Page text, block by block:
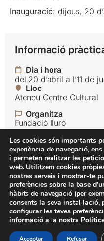
Informació
Dia i hora
del 20 d’abril a l’11 de
Lloc
Ateneu Centre Cultural
Organitza
Fundació Iluro
Idioma
Català
Preu
Gratuït
Inauguració: dijous, 20
La Riera 96, 2n
tel. 93 790 84 74
Les cookies són importants
experiència de navegació,
i permeten realitzar les
web. Utilitzem cookies
nostres serveis i mostrar-te
preferències sobre la base
hàbits de navegació (per
consents la seva
configurar les teves
informació a la nostra
Acceptar Refusar